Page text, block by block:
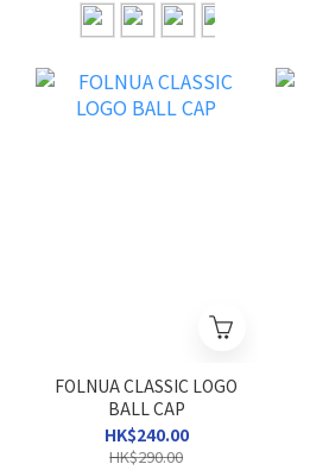
FOLNUA CLASSIC LOGO
BALL CAP
HK$240.00
HK$290.00